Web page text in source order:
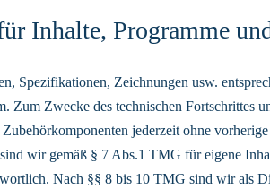
Inhalte, Programme
Spezifikationen, Zeichnungen usw.
Zum Zwecke des technischen Fortschrittes
jederzeit ohne
wir gemäß § 7 Abs.1 TMG für eigene
Nach §§ 8 bis 10 TMG sind wir als